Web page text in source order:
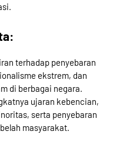
terhadap penyebaran
ekstrem, dan
di berbagai negara.
ujaran kebencian,
serta penyebaran
masyarakat.